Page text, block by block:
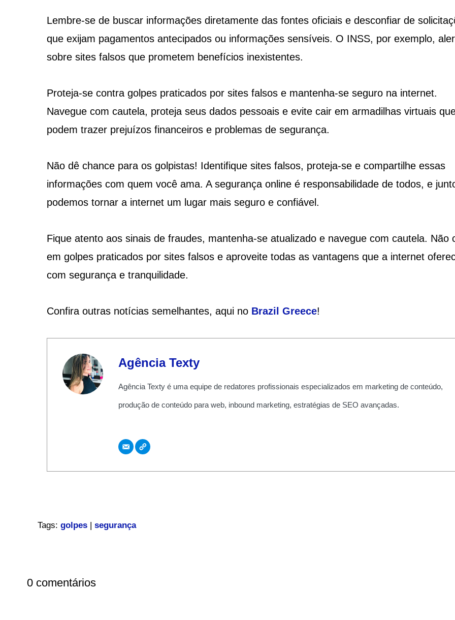
Lembre-se de buscar informações diretamente das fontes oficiais e desconfiar de
que exijam pagamentos antecipados ou informações sensíveis. O INSS, por exemplo,
sobre sites falsos que prometem benefícios inexistentes.
Proteja-se contra golpes praticados por sites falsos e mantenha-se seguro na internet.
Navegue com cautela, proteja seus dados pessoais e evite cair em armadilhas virtuais
podem trazer prejuízos financeiros e problemas de segurança.
Não dê chance para os golpistas! Identifique sites falsos, proteja-se e compartilhe essas
informações com quem você ama. A segurança online é responsabilidade de todos, e
podemos tornar a internet um lugar mais seguro e confiável.
Fique atento aos sinais de fraudes, mantenha-se atualizado e navegue com cautela. Não
em golpes praticados por sites falsos e aproveite todas as vantagens que a internet
com segurança e tranquilidade.
Confira outras notícias semelhantes, aqui no Brazil Greece!
Agência Texty
Agência Texty é uma equipe de redatores profissionais especializados em marketing de conteúdo,
produção de conteúdo para web, inbound marketing, estratégias de SEO avançadas.
Tags: golpes| segurança
0 comentários